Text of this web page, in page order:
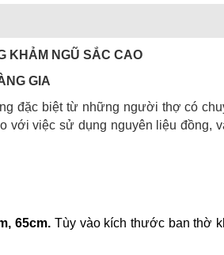
KHẢM NGŨ SẮC CAO
GIA
đặc biệt từ những người thợ có
với việc sử dụng nguyên liệu đồng,
65cm. Tùy vào kích thước ban thờ